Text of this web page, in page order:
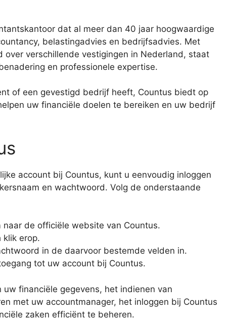
dat al meer dan 40 jaar hoogwaardige
belastingadvies en bedrijfsadvies. Met
verschillende vestigingen in Nederland, staat
en professionele expertise.
of een gevestigd bedrijf heeft, Countus biedt op
uw financiële doelen te bereiken en uw bedrijf
account bij Countus, kunt u eenvoudig inloggen
en wachtwoord. Volg de onderstaande
de officiële website van Countus.
klik erop.
in de daarvoor bestemde velden in.
tot uw account bij Countus.
financiële gegevens, het indienen van
met uw accountmanager, het inloggen bij Countus
zaken efficiënt te beheren.